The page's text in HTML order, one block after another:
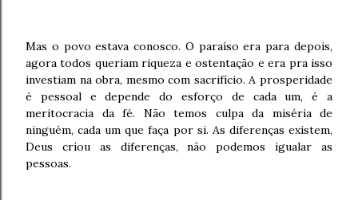
Mas o povo estava conosco. O paraíso era para depois,
agora todos queriam riqueza e ostentação e era pra isso
investiam na obra, mesmo com sacrifício. A prosperidade
é pessoal e depende do esforço de cada um, é a
meritocracia da fé. Não temos culpa da miséria de
ninguém, cada um que faça por si. As diferenças existem,
Deus criou as diferenças, não podemos igualar as
pessoas.